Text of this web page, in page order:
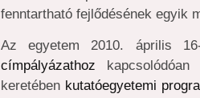
fenntartható fejlődésének egyik
Az egyetem 2010. április
címpályázathoz
keretében kutatóegyetemi